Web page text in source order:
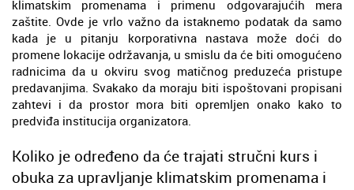
klimatskim promenama i primenu odgovarajućih mera
zaštite. Ovde je vrlo važno da istaknemo podatak da samo
kada je u pitanju korporativna nastava može doći do
promene lokacije održavanja, u smislu da će biti omogućeno
radnicima da u okviru svog matičnog preduzeća pristupe
predavanjima. Svakako da moraju biti ispoštovani propisani
zahtevi i da prostor mora biti opremljen onako kako to
predviđa institucija organizatora.
Koliko je određeno da će trajati stručni kurs i
obuka za upravljanje klimatskim promenama i